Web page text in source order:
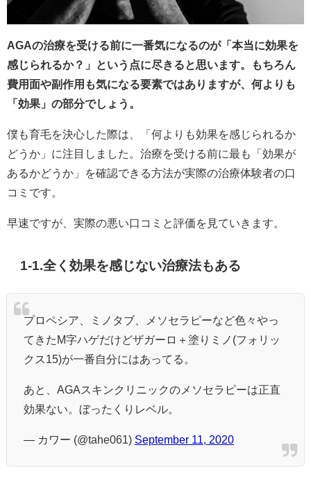
AGAの治療を受ける前に一番気になるのが「本当に効果を
感じられるか？」という点に尽きると思います。もちろん
費用面や副作用も気になる要素ではありますが、何よりも
「効果」の部分でしょう。
僕も育毛を決心した際は、「何よりも効果を感じられるか
どうか」に注目しました。治療を受ける前に最も「効果が
あるかどうか」を確認できる方法が実際の治療体験者の口
コミです。
早速ですが、実際の悪い口コミと評価を見ていきます。
1-1.全く効果を感じない治療法もある
プロペシア、ミノタブ、メソセラピーなど色々やっ
てきたM字ハゲだけどザガーロ＋塗りミノ(フォリッ
クス15)が一番自分にはあってる。
あと、AGAスキンクリニックのメソセラピーは正直
効果ない。ぼったくりレベル。
— カワー (@tahe061) September 11, 2020